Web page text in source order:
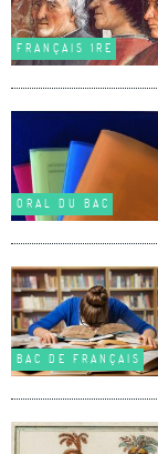
FRANÇAIS 1RE
ORAL DU BAC
BAC DE FRANÇAIS